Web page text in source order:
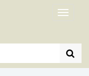
Toggle